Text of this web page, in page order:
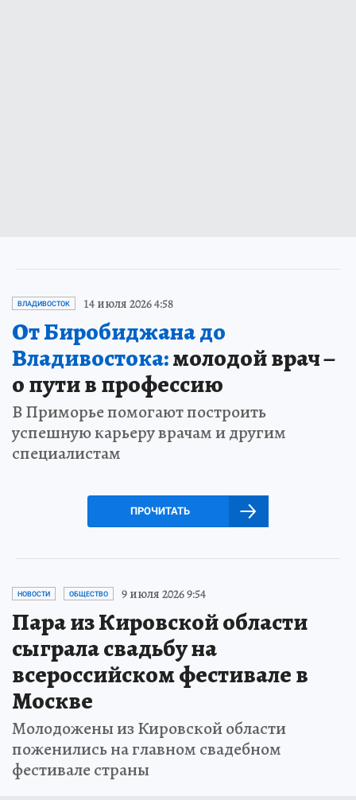
ВЛАДИВОСТОК 14 июля 2026 4:58
От Биробиджана до
Владивостока:молодой врач –
о пути в профессию
В Приморье помогают построить
успешную карьеру врачам и другим
специалистам
ПРОЧИТАТЬ
НОВОСТИ ОБЩЕСТВО 9 июля 2026 9:54
Пара из Кировской области
сыграла свадьбу на
всероссийском фестивале в
Москве
Молодожены из Кировской области
поженились на главном свадебном
фестивале страны